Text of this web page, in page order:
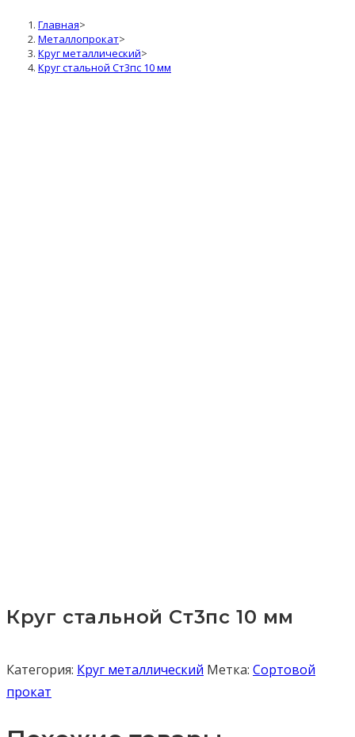
Главная>
Металлопрокат>
Круг металлический>
Круг стальной Ст3пс 10 мм
Круг стальной Ст3пс 10 мм
Категория: Круг металлический Метка: Сортовой
прокат